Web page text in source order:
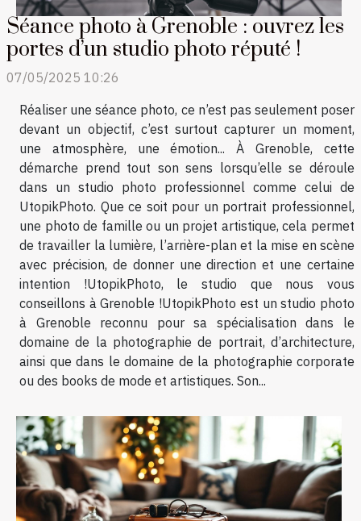
Séance photo à Grenoble : ouvrez les
portes d’un studio photo réputé !
07/05/2025 10:26
Réaliser une séance photo, ce n’est pas seulement poser
devant un objectif, c’est surtout capturer un moment,
une atmosphère, une émotion... À Grenoble, cette
démarche prend tout son sens lorsqu’elle se déroule
dans un studio photo professionnel comme celui de
UtopikPhoto. Que ce soit pour un portrait professionnel,
une photo de famille ou un projet artistique, cela permet
de travailler la lumière, l’arrière-plan et la mise en scène
avec précision, de donner une direction et une certaine
intention !UtopikPhoto, le studio que nous vous
conseillons à Grenoble !UtopikPhoto est un studio photo
à Grenoble reconnu pour sa spécialisation dans le
domaine de la photographie de portrait, d’architecture,
ainsi que dans le domaine de la photographie corporate
ou des books de mode et artistiques. Son...